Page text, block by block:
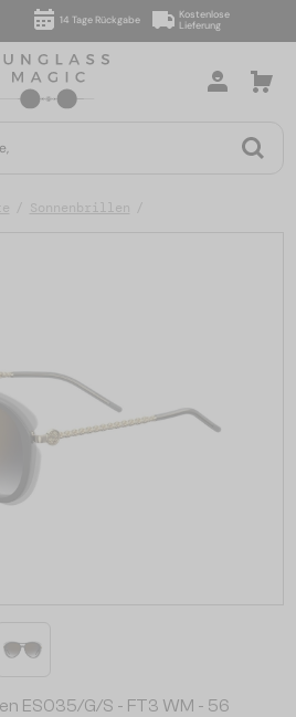
14 Tage Rückgabe
Kostenlose
Lieferung
Sonnenbrillen
ES035/G/S - FT3 WM - 56